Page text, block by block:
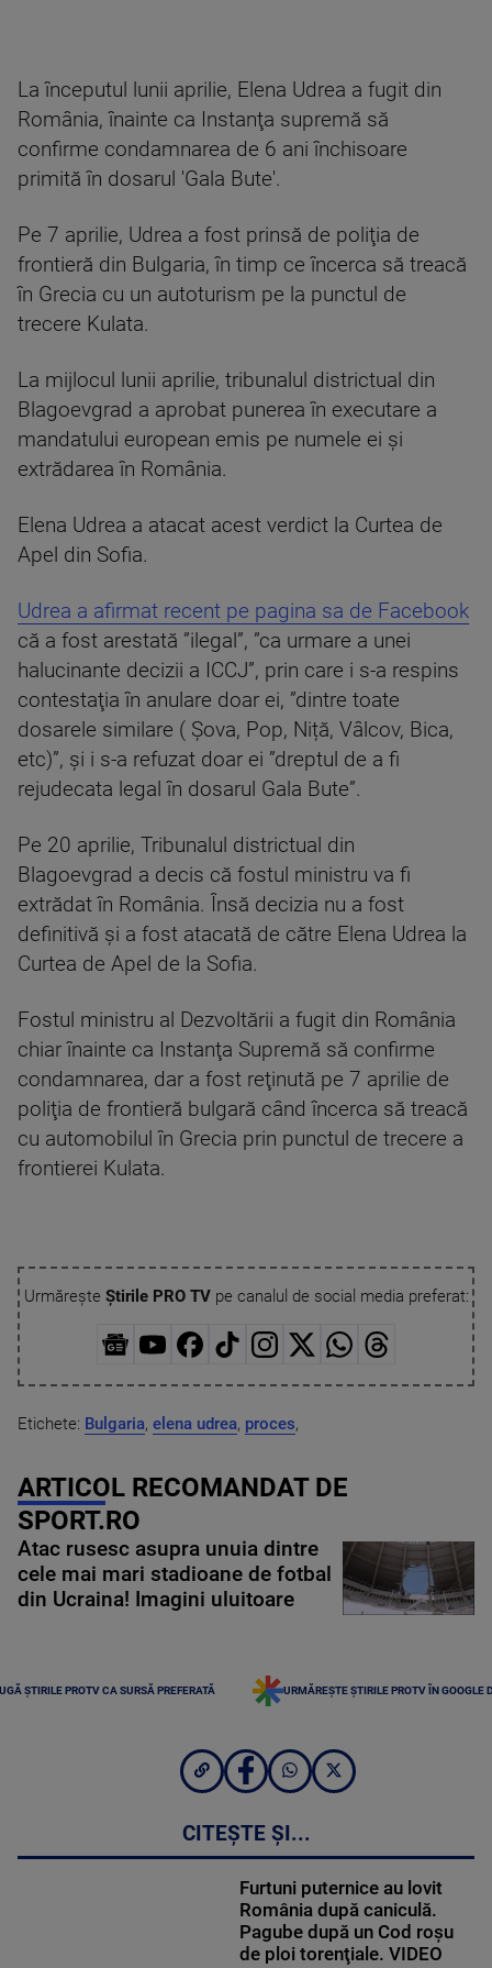
La începutul lunii aprilie, Elena Udrea a fugit din
România, înainte ca Instanţa supremă să
confirme condamnarea de 6 ani închisoare
primită în dosarul 'Gala Bute'.
Pe 7 aprilie, Udrea a fost prinsă de poliţia de
frontieră din Bulgaria, în timp ce încerca să treacă
în Grecia cu un autoturism pe la punctul de
trecere Kulata.
La mijlocul lunii aprilie, tribunalul districtual din
Blagoevgrad a aprobat punerea în executare a
mandatului european emis pe numele ei şi
extrădarea în România.
Elena Udrea a atacat acest verdict la Curtea de
Apel din Sofia.
Udrea a afirmat recent pe pagina sa de Facebook
că a fost arestată ”ilegal”, ”ca urmare a unei
halucinante decizii a ICCJ”, prin care i s-a respins
contestaţia în anulare doar ei, ”dintre toate
dosarele similare ( Șova, Pop, Niță, Vâlcov, Bica,
etc)”, şi i s-a refuzat doar ei ”dreptul de a fi
rejudecata legal în dosarul Gala Bute”.
Pe 20 aprilie, Tribunalul districtual din
Blagoevgrad a decis că fostul ministru va fi
extrădat în România. Însă decizia nu a fost
definitivă și a fost atacată de către Elena Udrea la
Curtea de Apel de la Sofia.
Fostul ministru al Dezvoltării a fugit din România
chiar înainte ca Instanţa Supremă să confirme
condamnarea, dar a fost reţinută pe 7 aprilie de
poliţia de frontieră bulgară când încerca să treacă
cu automobilul în Grecia prin punctul de trecere a
frontierei Kulata.
Urmărește Știrile PRO TVpe canalul de social media preferat:
Etichete: Bulgaria, elena udrea, proces,
ARTICOL RECOMANDAT DE
SPORT.RO
Atac rusesc asupra unuia dintre
cele mai mari stadioane de fotbal
din Ucraina! Imagini uluitoare
ȘTIRILE PROTV CA SURSĂ PREFERATĂ URMĂREȘTE ȘTIRILE PROTV ÎN GOOGLE
CITEȘTE ȘI...
Furtuni puternice au lovit
România după caniculă.
Pagube după un Cod roşu
de ploi torenţiale. VIDEO